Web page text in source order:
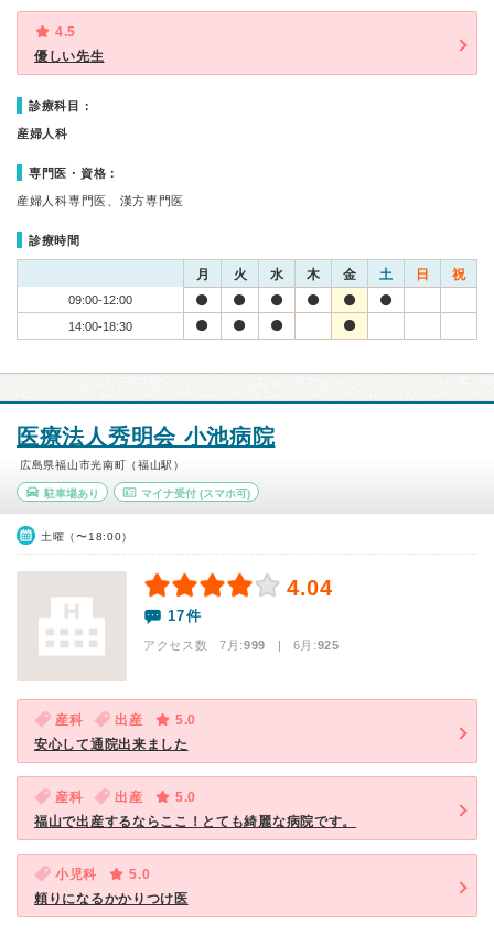
4.5
優しい先生
診療科目：
産婦人科
専門医・資格：
産婦人科専門医、漢方専門医
診療時間
月 火 水 木 金 土 日 祝
09:00-12:00
14:00-18:30
医療法人秀明会 小池病院
広島県福山市光南町（福山駅）
駐車場あり マイナ受付(スマホ可)
土曜（〜18:00）
4.04
17件
アクセス数 7月:999 | 6月:925
産科 出産
5.0
安心して通院出来ました
産科 出産
5.0
福山で出産するならここ！とても綺麗な病院です。
小児科
5.0
頼りになるかかりつけ医